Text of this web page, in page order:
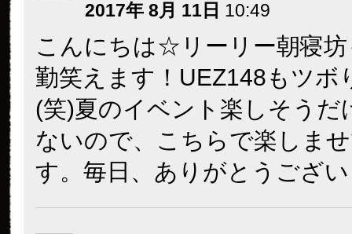
2017年 8月 11日 10:49
こんにちは☆リーリー朝寝坊
勤笑えます！UEZ148もツボ
(笑)夏のイベント楽しそう
ないので、こちらで楽しま
す。毎日、ありがとうござ